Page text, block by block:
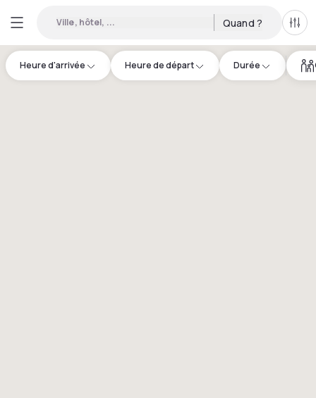
Ville, hôtel, ... Quand ?
Heure d'arrivée Heure de départ Durée